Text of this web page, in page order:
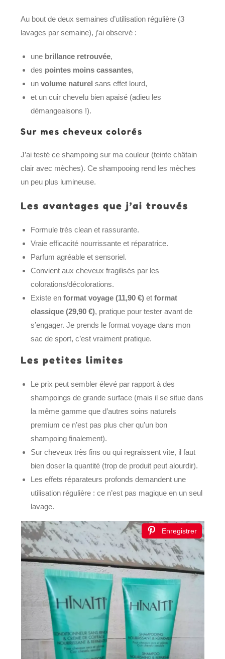
Au bout de deux semaines d’utilisation régulière (3
lavages par semaine), j’ai observé :
une brillance retrouvée,
des pointes moins cassantes,
unvolume naturel sans effet lourd,
et un cuir chevelu bien apaisé (adieu les
démangeaisons !).
Sur mes cheveux colorés
J’ai testé ce shampoing sur ma couleur (teinte châtain
clair avec mèches). Ce shampooing rend les mèches
un peu plus lumineuse.
Les avantages que j’ai trouvés
Formule très clean et rassurante.
Vraie efficacité nourrissante et réparatrice.
Parfum agréable et sensoriel.
Convient aux cheveux fragilisés par les
colorations/décolorations.
Existe enformat voyage (11,90 €) etformat
classique (29,90 €), pratique pour tester avant de
s’engager. Je prends le format voyage dans mon
sac de sport, c’est vraiment pratique.
Les petites limites
Le prix peut sembler élevé par rapport à des
shampoings de grande surface (mais il se situe dans
la même gamme que d’autres soins naturels
premium ce n’est pas plus cher qu’un bon
shampoing finalement).
Sur cheveux très fins ou qui regraissent vite, il faut
bien doser la quantité (trop de produit peut alourdir).
Les effets réparateurs profonds demandent une
utilisation régulière : ce n’est pas magique en un seul
lavage.
Enregistrer